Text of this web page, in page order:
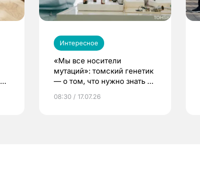
Интересное
«Мы все носители
мутаций»: томский генетик
— о том, что нужно знать до
08:30 / 17.07.26